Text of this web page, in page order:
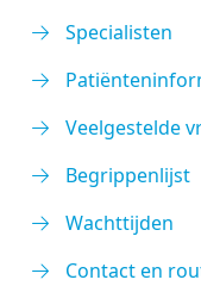
Specialisten
Veelgestelde
Begrippenlijst
Wachttijden
Contact en